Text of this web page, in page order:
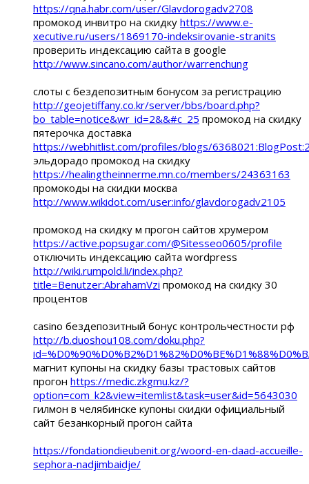
https://qna.habr.com/user/Glavdorogadv2708
промокод инвитро на скидку https://www.e-
xecutive.ru/users/1869170-indeksirovanie-stranits
проверить индексацию сайта в google
http://www.sincano.com/author/warrenchung
слоты с бездепозитным бонусом за регистрацию
http://geojetiffany.co.kr/server/bbs/board.php?
bo_table=notice&wr_id=2&&#c_25 промокод на скидку
пятерочка доставка
https://webhitlist.com/profiles/blogs/
эльдорадо промокод на скидку
https://healingtheinnerme.mn.co/members/24363163
промокоды на скидки москва
http://www.wikidot.com/user:info/glavdorogadv2105
промокод на скидку м прогон сайтов хрумером
https://active.popsugar.com/@Sitesseo0605/profile
отключить индексацию сайта wordpress
http://wiki.rumpold.li/index.php?
title=Benutzer:AbrahamVzi промокод на скидку 30
процентов
casino бездепозитный бонус контрольчестности рф
http://b.duoshou108.com/doku.php?
магнит купоны на скидку базы трастовых сайтов
прогон https://medic.zkgmu.kz/?
option=com_k2&view=itemlist&task=user&id=5643030
гилмон в челябинске купоны скидки официальный
сайт безанкорный прогон сайта
https://fondationdieubenit.org/woord-en-daad-accueille-
sephora-nadjimbaidje/